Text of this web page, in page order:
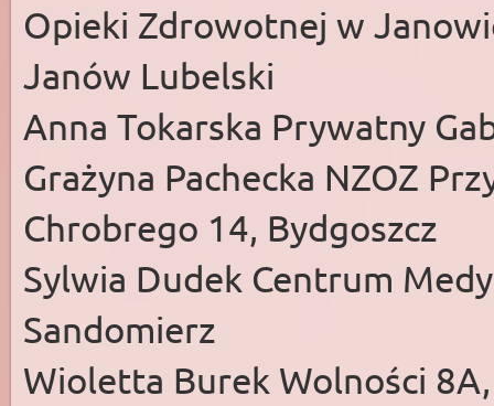
Opieki Zdrowotnej w
Janów Lubelski
Anna Tokarska Prywatny
Grażyna Pachecka NZOZ
Chrobrego 14, Bydgoszcz
Sylwia Dudek Centrum
Sandomierz
Wioletta Burek Wolności